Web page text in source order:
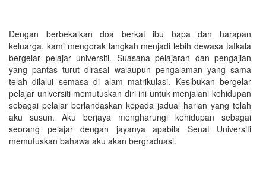
Dengan berbekalkan doa berkat ibu bapa dan harapan
keluarga, kami mengorak langkah menjadi lebih dewasa tatkala
bergelar pelajar universiti. Suasana pelajaran dan pengajian
yang pantas turut dirasai walaupun pengalaman yang sama
telah dilalui semasa di alam matrikulasi. Kesibukan bergelar
pelajar universiti memutuskan diri ini untuk menjalani kehidupan
sebagai pelajar berlandaskan kepada jadual harian yang telah
aku susun. Aku berjaya mengharungi kehidupan sebagai
seorang pelajar dengan jayanya apabila Senat Universiti
memutuskan bahawa aku akan bergraduasi.